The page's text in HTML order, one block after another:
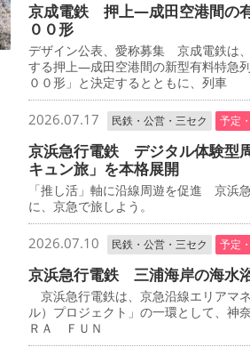
京成電鉄 押上―成田空港間の
００形
デザイン公表、愛称募集 京成電鉄は
する押上―成田空港間の新型有料特急
００形」と決定するとともに、列車
2026.07.17 民鉄・公営・三セク 予定
京浜急行電鉄 デジタル体験型
キュン旅」を本格展開
「推し活」軸に沿線周遊を促進 京浜
に、京急で旅しよう。
2026.07.10 民鉄・公営・三セク 予定
京浜急行電鉄 三浦海岸の海水
京浜急行電鉄は、京急沿線エリアマ
ル）プロジェクト」の一環として、神
ＲＡ ＦＵＮ